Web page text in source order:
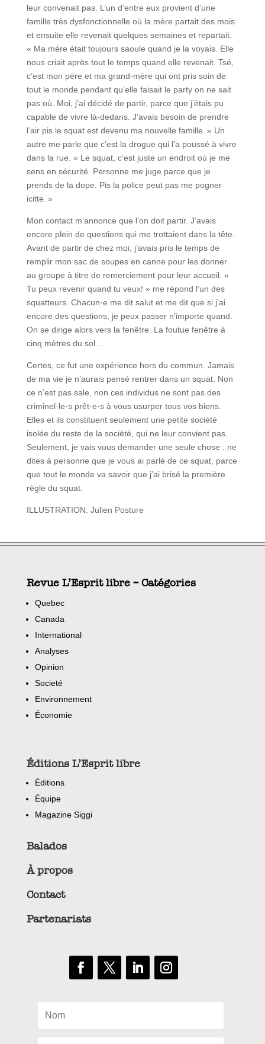
leur convenait pas. L’un d’entre eux provient d’une
famille très dysfonctionnelle où la mère partait des mois
et ensuite elle revenait quelques semaines et repartait.
« Ma mère était toujours saoule quand je la voyais. Elle
nous criait après tout le temps quand elle revenait. Tsé,
c’est mon père et ma grand-mère qui ont pris soin de
tout le monde pendant qu’elle faisait le party on ne sait
pas où. Moi, j’ai décidé de partir, parce que j’étais pu
capable de vivre là-dedans. J’avais besoin de prendre
l’air pis le squat est devenu ma nouvelle famille. » Un
autre me parle que c’est la drogue qui l’a poussé à vivre
dans la rue. « Le squat, c’est juste un endroit où je me
sens en sécurité. Personne me juge parce que je
prends de la dope. Pis la police peut pas me pogner
icitte. »
Mon contact m’annonce que l’on doit partir. J’avais
encore plein de questions qui me trottaient dans la tête.
Avant de partir de chez moi, j’avais pris le temps de
remplir mon sac de soupes en canne pour les donner
au groupe à titre de remerciement pour leur accueil. «
Tu peux revenir quand tu veux! » me répond l’un des
squatteurs. Chacun·e me dit salut et me dit que si j’ai
encore des questions, je peux passer n’importe quand.
On se dirige alors vers la fenêtre. La foutue fenêtre à
cinq mètres du sol…
Certes, ce fut une expérience hors du commun. Jamais
de ma vie je n’aurais pensé rentrer dans un squat. Non
ce n’est pas sale, non ces individus ne sont pas des
criminel·le·s prêt·e·s à vous usurper tous vos biens.
Elles et ils constituent seulement une petite société
isolée du reste de la société, qui ne leur convient pas.
Seulement, je vais vous demander une seule chose : ne
dites à personne que je vous ai parlé de ce squat, parce
que tout le monde va savoir que j’ai brisé la première
règle du squat.
ILLUSTRATION: Julien Posture
Revue L’Esprit libre – Catégories
Quebec
Canada
International
Analyses
Opinion
Societé
Environnement
Économie
Éditions L’Esprit libre
Éditions
Équipe
Magazine Siggi
Balados
À propos
Contact
Partenariats